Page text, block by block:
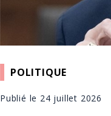
POLITIQUE
Publié le 24 juillet 2026